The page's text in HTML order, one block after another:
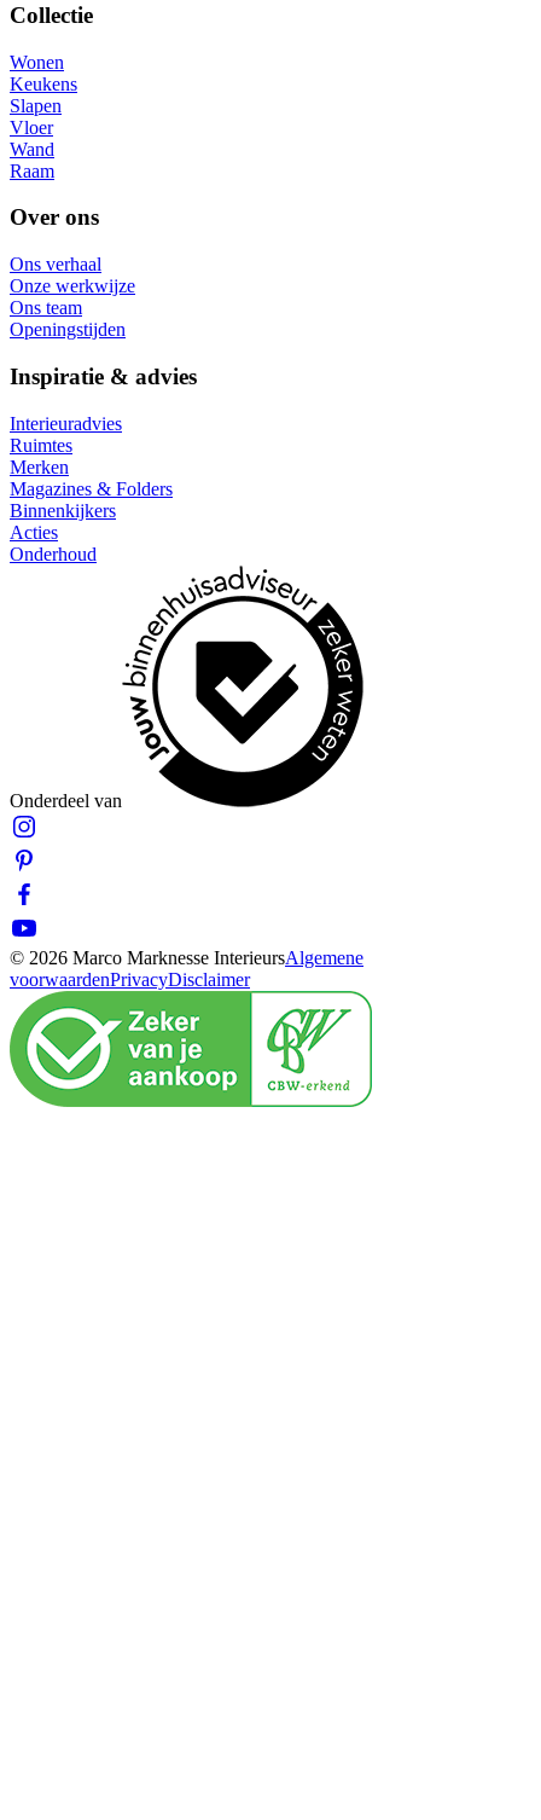
Collectie
Wonen
Keukens
Slapen
Vloer
Wand
Raam
Over ons
Ons verhaal
Onze werkwijze
Ons team
Openingstijden
Inspiratie & advies
Interieuradvies
Ruimtes
Merken
Magazines & Folders
Binnenkijkers
Acties
Onderhoud
Onderdeel van
© 2026 Marco Marknesse InterieursAlgemene
voorwaardenPrivacyDisclaimer